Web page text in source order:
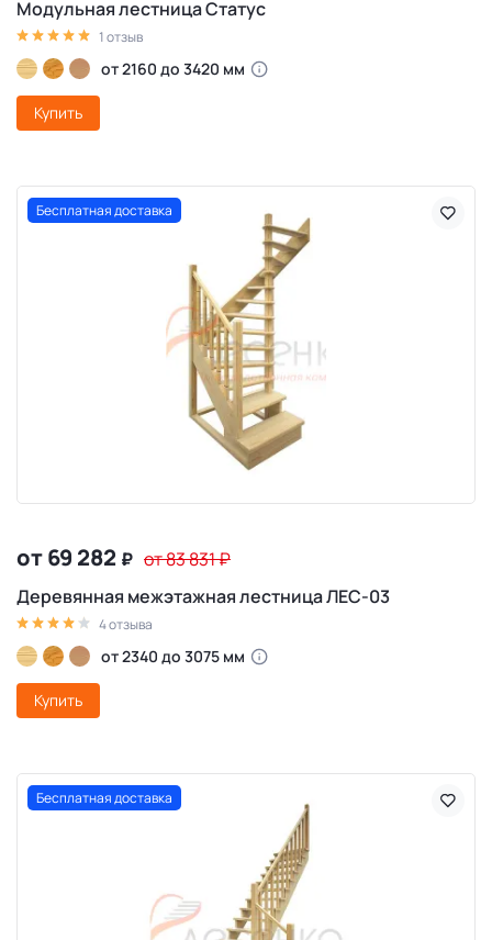
Модульная лестница Статус
1 отзыв
от 2160 до 3420 мм
Купить
Бесплатная доставка
от 69 282 ₽ от 83 831₽
Деревянная межэтажная лестница ЛЕС-03
4 отзыва
от 2340 до 3075 мм
Купить
Бесплатная доставка